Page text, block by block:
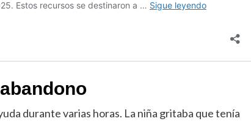
durante varias horas. La niña gritaba que tenía